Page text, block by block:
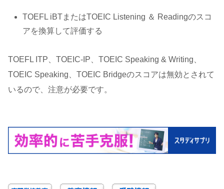
TOEFL iBTまたはTOEIC Listening ＆ Readingのスコ
アを換算して評価する
TOEFL ITP、TOEIC-IP、TOEIC Speaking & Writing、
TOEIC Speaking、TOEIC Bridgeのスコアは無効とされて
いるので、注意が必要です。